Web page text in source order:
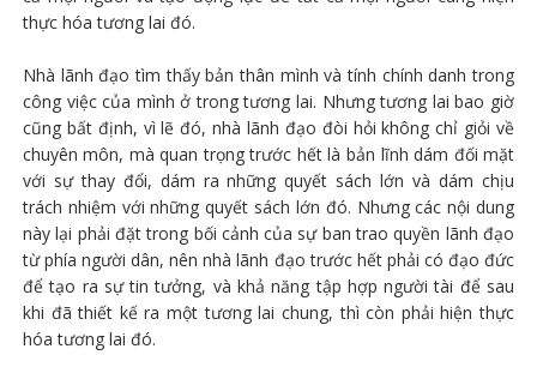
thực hóa tương lai đó.
Nhà lãnh đạo tìm thấy bản thân mình và tính chính danh trong
công việc của mình ở trong tương lai. Nhưng tương lai bao giờ
cũng bất định, vì lẽ đó, nhà lãnh đạo đòi hỏi không chỉ giỏi về
chuyên môn, mà quan trọng trước hết là bản lĩnh dám đối mặt
với sự thay đổi, dám ra những quyết sách lớn và dám chịu
trách nhiệm với những quyết sách lớn đó. Nhưng các nội dung
này lại phải đặt trong bối cảnh của sự ban trao quyền lãnh đạo
từ phía người dân, nên nhà lãnh đạo trước hết phải có đạo đức
để tạo ra sự tin tưởng, và khả năng tập hợp người tài để sau
khi đã thiết kế ra một tương lai chung, thì còn phải hiện thực
hóa tương lai đó.